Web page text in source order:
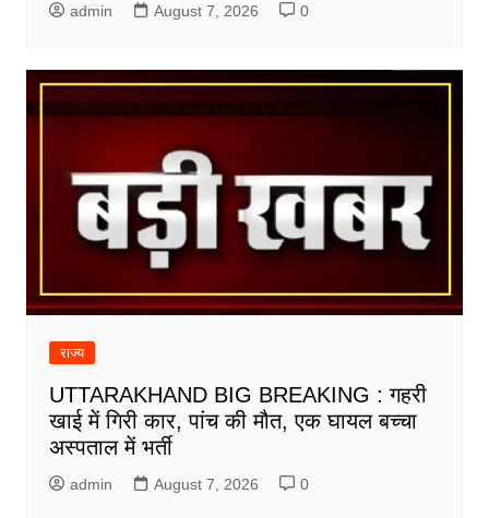
admin August 7, 2026 0
राज्य
UTTARAKHAND BIG BREAKING : गहरी
खाई में गिरी कार, पांच की मौत, एक घायल बच्चा
अस्पताल में भर्ती
admin August 7, 2026 0